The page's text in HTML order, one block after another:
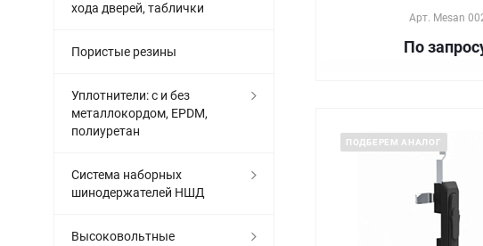
Арт. Mesan
По запр
ПОДБЕРЕМ АНАЛОГ
хода дверей, таблички
Пористые резины
Уплотнители: с и без
металлокордом, EPDM,
полиуретан
Система наборных
шинодержателей НШД
Высоковольтные